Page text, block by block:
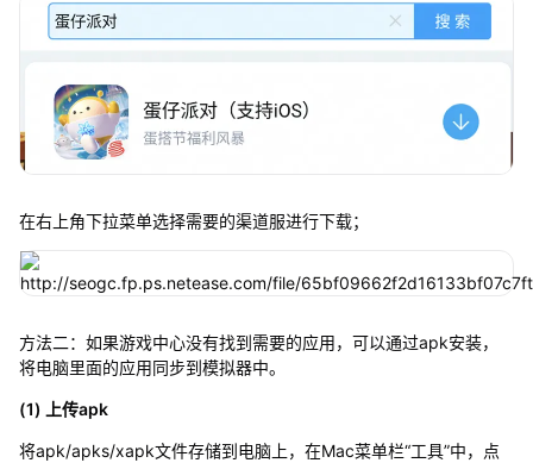
在右上角下拉菜单选择需要的渠道服进行下载；
方法二：如果游戏中心没有找到需要的应用，可以通过apk安装，
将电脑里面的应用同步到模拟器中。
(1) 上传apk
将apk/apks/xapk文件存储到电脑上，在Mac菜单栏“工具”中，点